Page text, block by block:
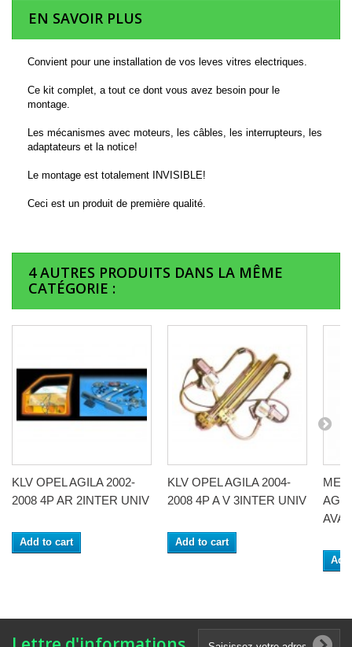
EN SAVOIR PLUS
Convient pour une installation de vos leves vitres electriques.
Ce kit complet, a tout ce dont vous avez besoin pour le
montage.
Les mécanismes avec moteurs, les câbles, les interrupteurs, les
adaptateurs et la notice!
Le montage est totalement INVISIBLE!
Ceci est un produit de première qualité.
4 AUTRES PRODUITS DANS LA MÊME
CATÉGORIE :
KLV OPEL AGILA 2002-
2008 4P AR 2INTER UNIV
Add to cart
KLV OPEL AGILA 2004-
2008 4P A V 3INTER UNIV
Add to cart